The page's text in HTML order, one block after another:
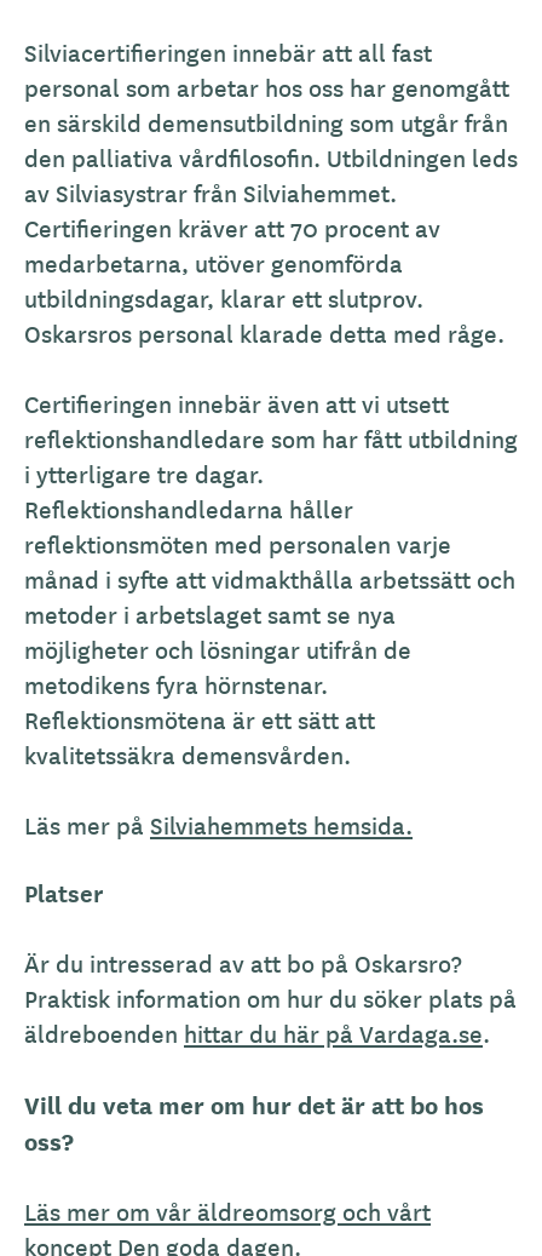
Silviacertifieringen innebär att all fast
personal som arbetar hos oss har genomgått
en särskild demensutbildning som utgår från
den palliativa vårdfilosofin. Utbildningen leds
av Silviasystrar från Silviahemmet.
Certifieringen kräver att 70 procent av
medarbetarna, utöver genomförda
utbildningsdagar, klarar ett slutprov.
Oskarsros personal klarade detta med råge.
Certifieringen innebär även att vi utsett
reflektionshandledare som har fått utbildning
i ytterligare tre dagar.
Reflektionshandledarna håller
reflektionsmöten med personalen varje
månad i syfte att vidmakthålla arbetssätt och
metoder i arbetslaget samt se nya
möjligheter och lösningar utifrån de
metodikens fyra hörnstenar.
Reflektionsmötena är ett sätt att
kvalitetssäkra demensvården.
Läs mer på Silviahemmets hemsida.
Platser
Är du intresserad av att bo på Oskarsro?
Praktisk information om hur du söker plats på
äldreboenden hittar du här på Vardaga.se.
Vill du veta mer om hur det är att bo hos
oss?
Läs mer om vår äldreomsorg och vårt
koncept Den goda dagen.